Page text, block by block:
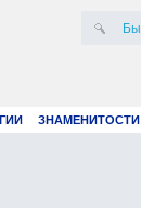
ЗНАМЕНИТОСТИ